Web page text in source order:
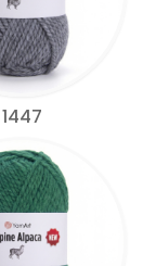
1447